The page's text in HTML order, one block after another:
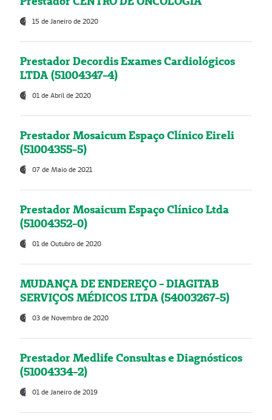
15 de Janeiro de 2020
Prestador Decordis Exames Cardiológicos
LTDA (51004347-4)
01 de Abril de 2020
Prestador Mosaicum Espaço Clínico Eireli
(51004355-5)
07 de Maio de 2021
Prestador Mosaicum Espaço Clínico Ltda
(51004352-0)
01 de Outubro de 2020
MUDANÇA DE ENDEREÇO - DIAGITAB
SERVIÇOS MÉDICOS LTDA (54003267-5)
03 de Novembro de 2020
Prestador Medlife Consultas e Diagnósticos
(51004334-2)
01 de Janeiro de 2019